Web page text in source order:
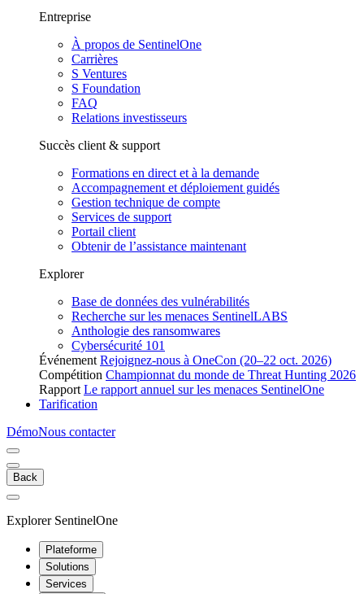
Entreprise
À propos de SentinelOne
Carrières
S Ventures
S Foundation
FAQ
Relations investisseurs
Succès client & support
Formations en direct et à la demande
Accompagnement et déploiement guidés
Gestion technique de compte
Services de support
Portail client
Obtenir de l’assistance maintenant
Explorer
Base de données des vulnérabilités
Recherche sur les menaces SentinelLABS
Anthologie des ransomwares
Cybersécurité 101
Événement Rejoignez-nous à OneCon (20–22 oct. 2026)
Compétition Championnat du monde de Threat Hunting 2026
Rapport Le rapport annuel sur les menaces SentinelOne
Tarification
DémoNous contacter
Back
Explorer SentinelOne
Plateforme
Solutions
Services